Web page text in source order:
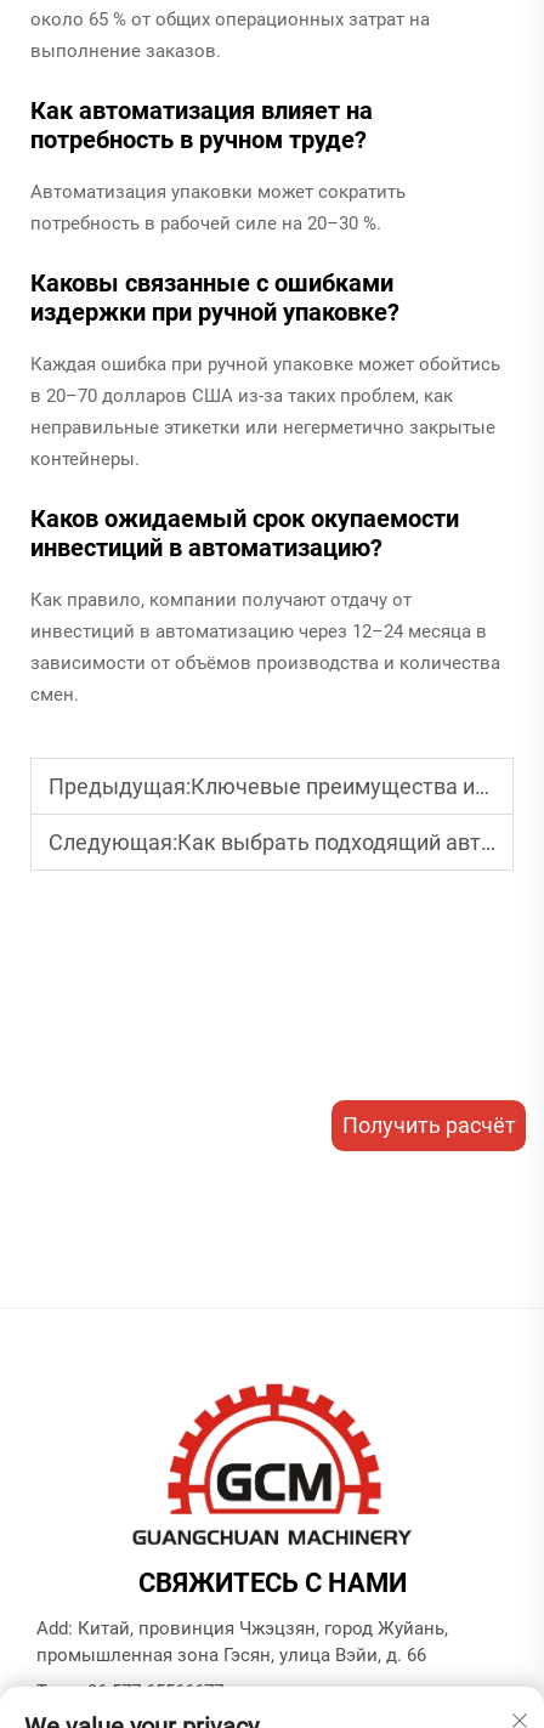
около 65 % от общих операционных затрат на
выполнение заказов.
Как автоматизация влияет на
потребность в ручном труде?
Автоматизация упаковки может сократить
потребность в рабочей силе на 20–30 %.
Каковы связанные с ошибками
издержки при ручной упаковке?
Каждая ошибка при ручной упаковке может обойтись
в 20–70 долларов США из-за таких проблем, как
неправильные этикетки или негерметично закрытые
контейнеры.
Каков ожидаемый срок окупаемости
инвестиций в автоматизацию?
Как правило, компании получают отдачу от
инвестиций в автоматизацию через 12–24 месяца в
зависимости от объёмов производства и количества
смен.
Предыдущая:Ключевые преимущества использования автоматических упаковочных машин в производстве
Следующая:Как выбрать подходящий автоматический упаковочный станок для вашего бизнеса
Получить расчёт
СВЯЖИТЕСЬ С НАМИ
Add: Китай, провинция Чжэцзян, город Жуйань,
промышленная зона Гэсян, улица Вэйи, д. 66
Тел.:+86-577-65566677